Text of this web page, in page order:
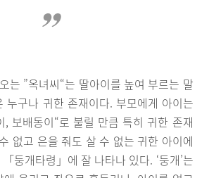
는 ”옥녀씨“는 딸아이를 높여 부르는 말
누구나 귀한 존재이다. 부모에게 아이는
, 보배동이“로 불릴 만큼 특히 귀한 존재
없고 은을 줘도 살 수 없는 귀한 아이에
둥개타령」에 잘 나타나 있다. ‘둥개’는